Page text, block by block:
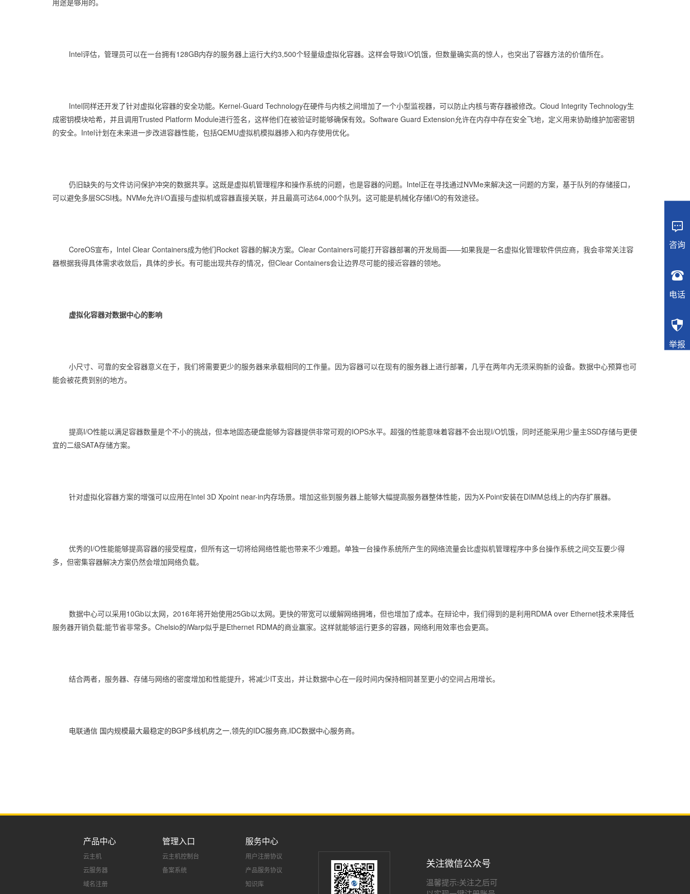
用途是够用的。
Intel评估，管理员可以在一台拥有128GB内存的服务器上运行大约3,500个轻量级虚拟化容器。这样会导致I/O饥饿，但数量确实高的惊人，也突出了容器方法的价值所在。
Intel同样还开发了针对虚拟化容器的安全功能。Kernel-Guard Technology在硬件与内核之间增加了一个小型监视器，可以防止内核与寄存器被修改。Cloud Integrity Technology生
成密钥模块哈希，并且调用Trusted Platform Module进行签名，这样他们在被验证时能够确保有效。Software Guard Extension允许在内存中存在安全飞地，定义用来协助维护加密密钥
的安全。Intel计划在未来进一步改进容器性能，包括QEMU虚拟机模拟器掺入和内存使用优化。
仍旧缺失的与文件访问保护冲突的数据共享。这既是虚拟机管理程序和操作系统的问题，也是容器的问题。Intel正在寻找通过NVMe来解决这一问题的方案，基于队列的存储接口，
可以避免多层SCSI栈。NVMe允许I/O直接与虚拟机或容器直接关联，并且最高可达64,000个队列。这可能是机械化存储I/O的有效途径。
CoreOS宣布，Intel Clear Containers成为他们Rocket 容器的解决方案。Clear Containers可能打开容器部署的开发局面——如果我是一名虚拟化管理软件供应商，我会非常关注容
器根据我得具体需求收敛后，具体的步长。有可能出现共存的情况，但Clear Containers会让边界尽可能的接近容器的领地。
虚拟化容器对数据中心的影响
小尺寸、可靠的安全容器意义在于，我们将需要更少的服务器来承载相同的工作量。因为容器可以在现有的服务器上进行部署，几乎在两年内无须采购新的设备。数据中心预算也可
能会被花费到别的地方。
提高I/O性能以满足容器数量是个不小的挑战，但本地固态硬盘能够为容器提供非常可观的IOPS水平。超强的性能意味着容器不会出现I/O饥饿，同时还能采用少量主SSD存储与更便
宜的二级SATA存储方案。
针对虚拟化容器方案的增强可以应用在Intel 3D Xpoint near-in内存场景。增加这些到服务器上能够大幅提高服务器整体性能，因为X-Point安装在DIMM总线上的内存扩展器。
优秀的I/O性能能够提高容器的接受程度，但所有这一切将给网络性能也带来不少难题。单独一台操作系统所产生的网络流量会比虚拟机管理程序中多台操作系统之间交互要少得
多，但密集容器解决方案仍然会增加网络负载。
数据中心可以采用10Gb以太网，2016年将开始使用25Gb以太网。更快的带宽可以缓解网络拥堵，但也增加了成本。在辩论中，我们得到的是利用RDMA over Ethernet技术来降低
服务器开销负载;能节省非常多。Chelsio的iWarp似乎是Ethernet RDMA的商业赢家。这样就能够运行更多的容器，网络利用效率也会更高。
结合两者，服务器、存储与网络的密度增加和性能提升，将减少IT支出，并让数据中心在一段时间内保持相同甚至更小的空间占用增长。
电联通信 国内规模最大最稳定的BGP多线机房之一,领先的IDC服务商,IDC数据中心服务商。
产品中心
云主机
云服务器
域名注册
管理入口
云主机控制台
备案系统
服务中心
用户注册协议
产品服务协议
知识库
关注微信公众号
温馨提示:关注之后可

咨询

电话

举报